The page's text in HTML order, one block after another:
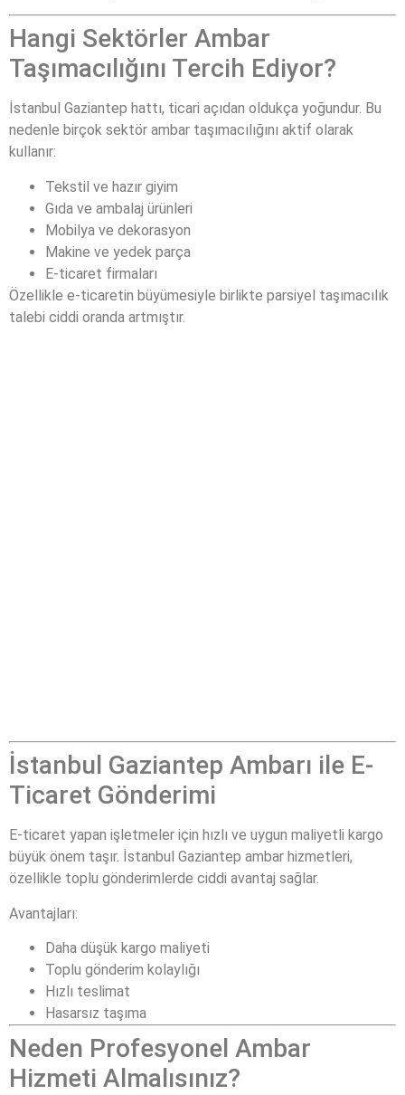
Hangi Sektörler Ambar
Taşımacılığını Tercih Ediyor?
İstanbul Gaziantep hattı, ticari açıdan oldukça yoğundur. Bu
nedenle birçok sektör ambar taşımacılığını aktif olarak
kullanır:
Tekstil ve hazır giyim
Gıda ve ambalaj ürünleri
Mobilya ve dekorasyon
Makine ve yedek parça
E-ticaret firmaları
Özellikle e-ticaretin büyümesiyle birlikte parsiyel taşımacılık
talebi ciddi oranda artmıştır.
İstanbul Gaziantep Ambarı ile E-
Ticaret Gönderimi
E-ticaret yapan işletmeler için hızlı ve uygun maliyetli kargo
büyük önem taşır. İstanbul Gaziantep ambar hizmetleri,
özellikle toplu gönderimlerde ciddi avantaj sağlar.
Avantajları:
Daha düşük kargo maliyeti
Toplu gönderim kolaylığı
Hızlı teslimat
Hasarsız taşıma
Neden Profesyonel Ambar
Hizmeti Almalısınız?